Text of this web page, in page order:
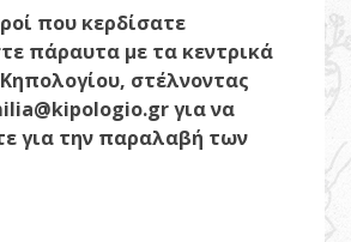
που κερδίσατε
πάραυτα με τα κεντρικά
στέλνοντας
για να
για την παραλαβή των